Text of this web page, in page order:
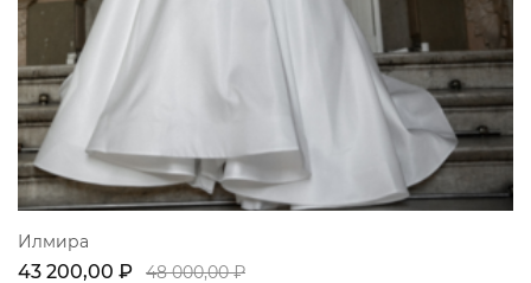
Илмира
43 200,00 ₽ 48 000,00 ₽